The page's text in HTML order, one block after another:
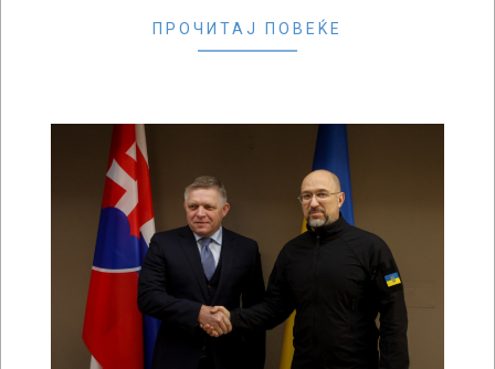
ПРОЧИТАЈ ПОВЕЌЕ